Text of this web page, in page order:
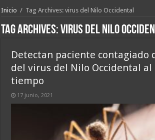
Inicio / Tag Archives: virus del Nilo Occidental
Tag Archives:virus del Nilo
Detectan paciente contagiado
del virus del Nilo Occidental al
tiempo
17 junio, 2021